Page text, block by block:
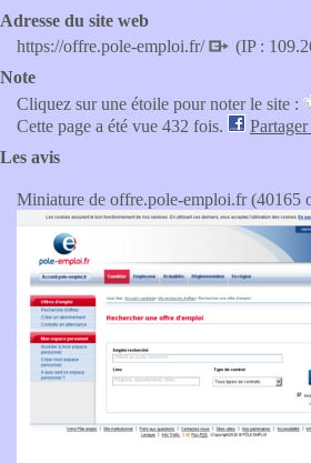
Adresse du site web
https://offre.pole-emploi.fr/
(IP :
Note
Cliquez sur une étoile pour noter le site :
Cette page a été vue 432 fois.
Les avis
Miniature de offre.pole-emploi.fr (40165